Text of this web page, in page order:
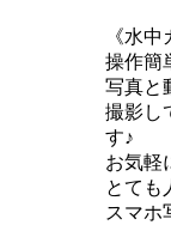
《水
操作簡
写真と
撮影し
す♪
お気軽
とても
スマホ